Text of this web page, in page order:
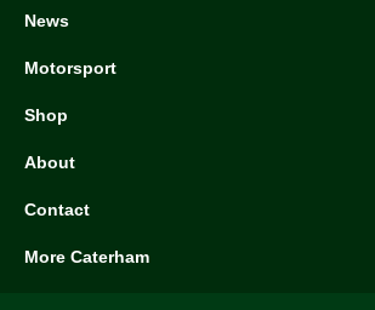
News
Motorsport
Shop
About
Contact
More Caterham